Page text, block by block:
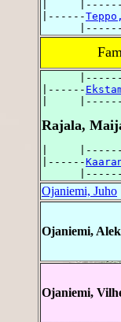
|
|------
|------
|
Rajala,
|
|------
Ojaniemi, Juho
Ojaniemi,
Ojaniemi,